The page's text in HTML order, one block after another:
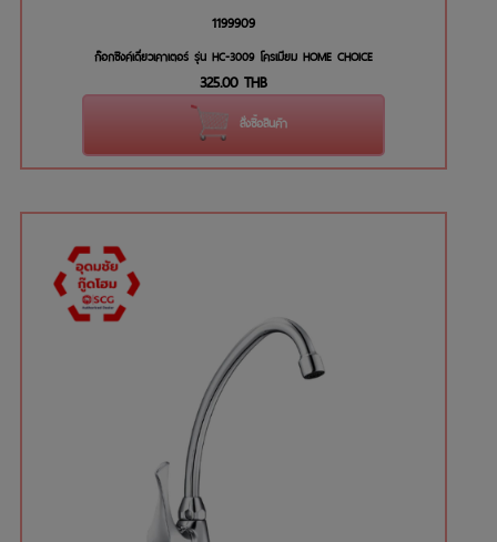
1199909
ก๊อกซิงค์เดี่ยวเคาเตอร์ รุ่น HC-3009 โครเมียม HOME CHOICE
325.00 THB
สั่งซื้อสินค้า